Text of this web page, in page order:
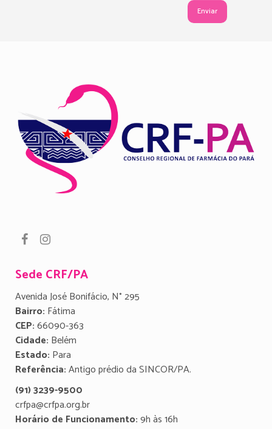
Sede CRF/PA
Avenida José Bonifácio, N° 295
Bairro: Fátima
CEP:66090-363
Cidade: Belém
Estado: Para
Referência:Antigo prédio da SINCOR/PA.
(91) 3239-9500
crfpa@crfpa.org.br
Horário de Funcionamento:9h às 16h